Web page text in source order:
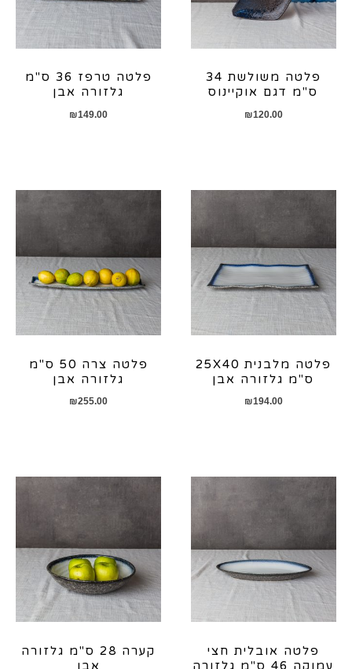
פלטה משולשת 34
ס"מ דגם אוקיינוס
₪120.00
פלטה טרפז 36 ס"מ
גלזורה אבן
₪149.00
פלטה מלבנית 25X40
ס"מ גלזורה אבן
₪194.00
פלטה צרה 50 ס"מ
גלזורה אבן
₪255.00
פלטה אובלית חצי
עמוקה 46 ס"מ גלזורה
קערה 28 ס"מ גלזורה
אבן